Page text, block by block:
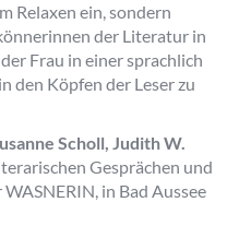
Relaxen ein, sondern
der Literatur in
Frau in einer sprachlich
den Köpfen der Leser zu
Scholl, Judith W.
Gesprächen und
in Bad Aussee